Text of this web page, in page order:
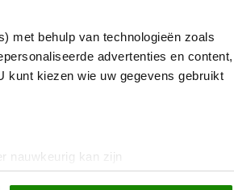
met behulp van technologieën zoals
advertenties en content,
kunt kiezen wie uw gegevens gebruikt
nauwkeurig kan zijn
(fingerprinting)